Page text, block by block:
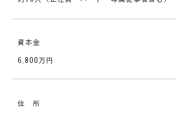
資本金
6,800万円
住 所